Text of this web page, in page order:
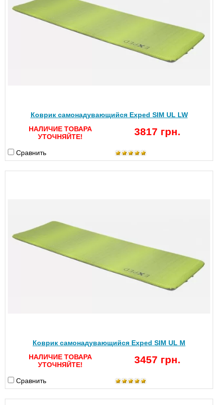
Коврик самонадувающийся Exped SIM UL LW
НАЛИЧИЕ ТОВАРА
УТОЧНЯЙТЕ!
3817 грн.
Сравнить
Коврик самонадувающийся Exped SIM UL M
НАЛИЧИЕ ТОВАРА
УТОЧНЯЙТЕ!
3457 грн.
Сравнить